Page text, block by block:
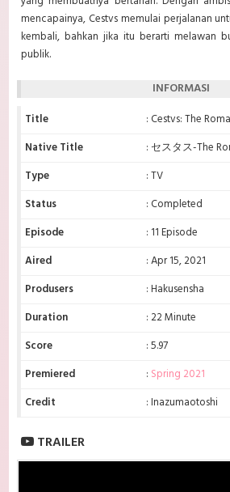
mencapainya, Cestvs memulai perjalanan
kembali, bahkan jika itu berarti melawan
publik.
INFORMASI
Title
: Cestvs: The
Native Title
: セスタス-The
Type
: TV
Status
: Completed
Episode
: 11 Episode
Aired
: Apr 15, 2021
Produsers
: Hakusensha
Duration
: 22 Minute
Score
: 5.97
Premiered
: Spring 2021
Credit
: Inazumaotoshi
TRAILER